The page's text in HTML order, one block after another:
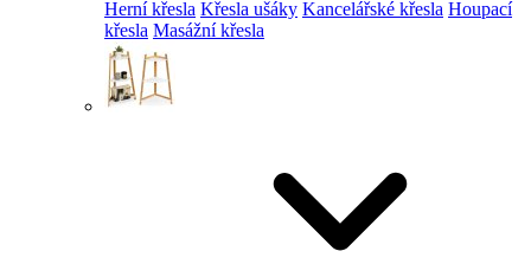
Herní křesla Křesla ušáky Kancelářské křesla Houpací
křesla Masážní křesla